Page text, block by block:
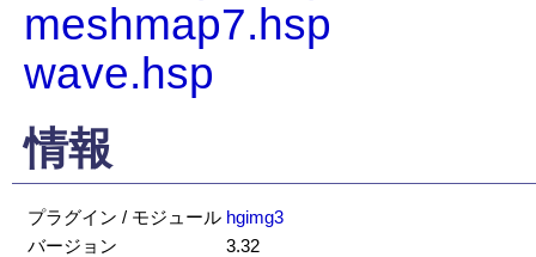
meshmap7.hsp
wave.hsp
情報
プラグイン / モジュール hgimg3
バージョン
3.32